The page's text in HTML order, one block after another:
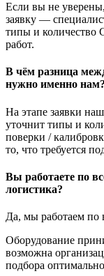
Если вы не
заявку —
типы и количество
работ.
В чём разница
нужно именно нам?
На этапе заявки
уточнит типы и
поверки /
то, что требуется
Вы работаете по
логистика?
Да, мы работаем по
Оборудование
возможна
подбора